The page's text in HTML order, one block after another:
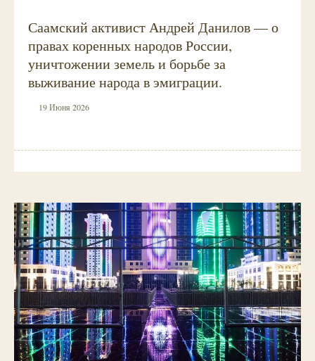
Саамский активист Андрей Данилов — о
правах коренных народов России,
уничтожении земель и борьбе за
выживание народа в эмиграции.
19 Июня 2026